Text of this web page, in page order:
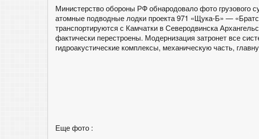
Министерство обороны РФ обнародовало фото грузового
атомные подводные лодки проекта 971 «Щука-Б» —
транспортируются с Камчатки в Северодвинска
фактически перестроены. Модернизация затронет все
гидроакустические комплексы, механическую часть,
Еще фото :